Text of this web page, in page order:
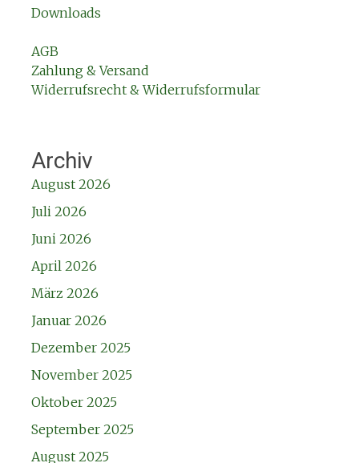
Downloads
AGB
Zahlung & Versand
Widerrufsrecht & Widerrufsformular
Archiv
August 2026
Juli 2026
Juni 2026
April 2026
März 2026
Januar 2026
Dezember 2025
November 2025
Oktober 2025
September 2025
August 2025